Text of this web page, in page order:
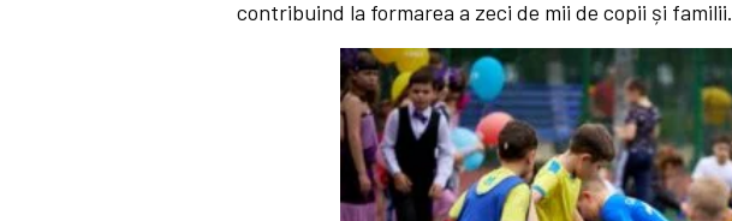
contribuind la formarea a zeci de mii de copii și familii.